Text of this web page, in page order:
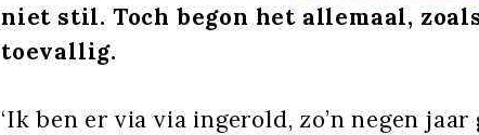
niet stil. Toch begon het allemaal,
toevallig.
‘Ik ben er via via ingerold, zo’n negen jaar